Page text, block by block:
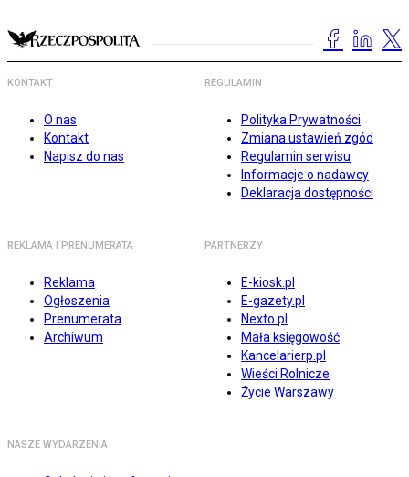
KONTAKT
O nas
Kontakt
Napisz do nas
REGULAMIN
Polityka Prywatności
Zmiana ustawień zgód
Regulamin serwisu
Informacje o nadawcy
Deklaracja dostępności
REKLAMA I PRENUMERATA
Reklama
Ogłoszenia
Prenumerata
Archiwum
PARTNERZY
E-kiosk.pl
E-gazety.pl
Nexto.pl
Mała księgowość
Kancelarierp.pl
Wieści Rolnicze
Życie Warszawy
NASZE WYDARZENIA